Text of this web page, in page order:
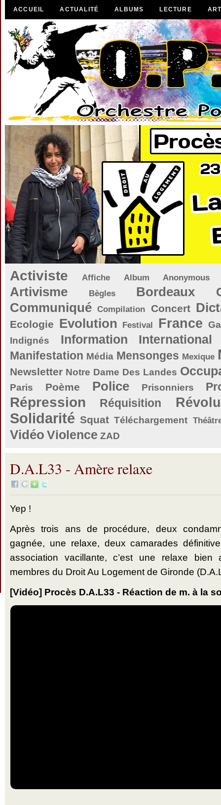
ACCUEIL ACTUALITÉ ALBUMS LECTURE
Activiste Affiche Album Anonymous
Artivisme Bègles Bordeaux
Communiqué Compilation Concert
Ecologie Evolution Festival France
Indignés
Information International
Manifestation Média Mensonges Mexique
Newsletter Notre Dame Des Landes
Paris Poème Police Prisonniers
Répression Réquisition
Solidarité Squat Téléchargement
Vidéo Violence ZAD
D.A.L33 - Amère relaxe
Yep !
Après trois ans de procédure, deux
gagnée, une relaxe, deux camarades
association vacillante, c’est une relaxe
membres du Droit Au Logement de Gironde
[Vidéo] Procès D.A.L33 - Réaction de m. à la